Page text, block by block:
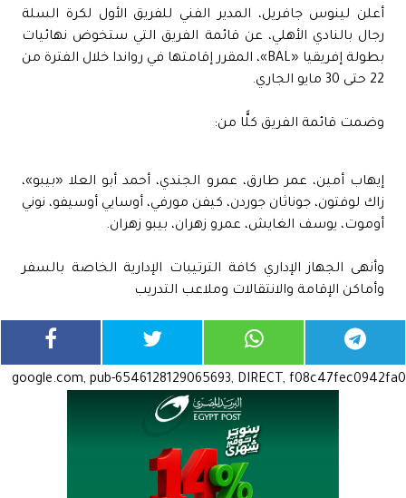
أعلن لينوس جافريل، المدير الفني للفريق الأول لكرة السلة
رجال بالنادي الأهلي، عن قائمة الفريق التي ستخوض نهائيات
بطولة إفريقيا «‏BAL‏»، المقرر إقامتها في رواندا خلال الفترة من
22 حتى 30 مايو الجاري.
وضمت قائمة الفريق كلًّا من:
إيهاب أمين، عمر طارق، عمرو الجندي، أحمد أبو العلا «بيبو»،
زاك لوفتون، جوناثان جوردن، كيفن مورفي، أوسايي أوسيفو، نوني
أوموت، يوسف الغايش، عمرو زهران، بيبو زهران.
وأنهى الجهاز الإداري كافة الترتيبات الإدارية الخاصة بالسفر
وأماكن الإقامة والانتقالات وملاعب التدريب
google.com, pub-6546128129065693, DIRECT, f08c47fec0942fa0